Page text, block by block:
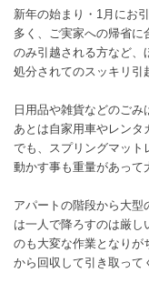
新年の始まり・1月にお
多く、ご実家への帰省に
のみ引越される方など、
処分されてのスッキリ
日用品や雑貨などのごみ
あとは自家用車やレンタ
でも、スプリングマット
動かす事も重量があって
アパートの階段から大型
は一人で降ろすのは厳し
のも大変な作業となりが
から回収して引き取っ